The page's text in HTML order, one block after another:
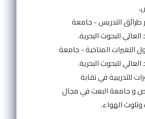
طرائق التدريس - جامعة
للبحوث البحرية.
التغيرات المناخية - جامعة
للبحوث البحرية.
للتدريبية في نقابة
و جامعة البعث في مجال
الهواء.